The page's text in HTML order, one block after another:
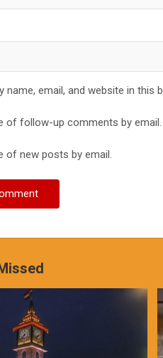
name, email, and website in
of follow-up comments by email.
of new posts by email.